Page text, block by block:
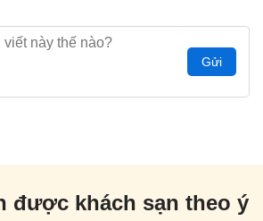
Gửi
được khách sạn theo ý